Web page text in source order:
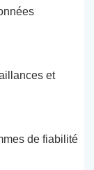
et
de fiabilité